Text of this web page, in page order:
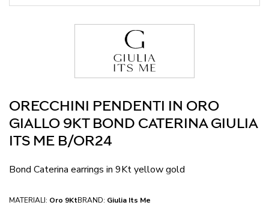
ORECCHINI PENDENTI IN ORO
GIALLO 9KT BOND CATERINA GIULIA
ITS ME B/OR24
Bond Caterina earrings in 9Kt yellow gold
MATERIALI: Oro 9KtBRAND: Giulia Its Me